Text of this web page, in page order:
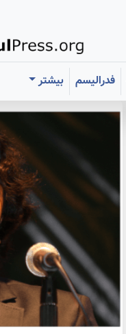
فدرالیسم
بیشتر